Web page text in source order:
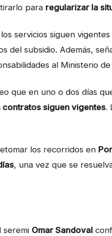
para regularizar la
servicios siguen
del subsidio. Además,
al Ministerio
que en uno o dos días
contratos siguen vigentes.
los recorridos en
, una vez que se
seremi Omar Sandoval